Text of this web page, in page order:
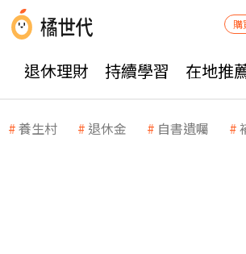
購
退休理財 持續學習 在地推
養生村 退休金 自書遺囑